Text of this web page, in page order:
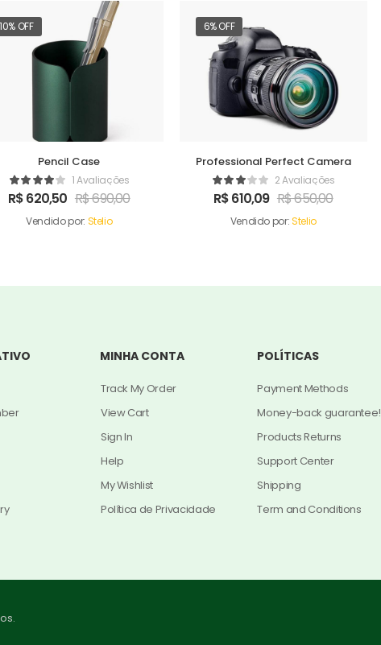
10% OFF
Pencil Case
1 Avaliações
R$620,50 R$690,00
Vendido por: Stelio
6% OFF
Professional Perfect Camera
2 Avaliações
R$610,09 R$650,00
Vendido por:Stelio
MINHA CONTA
Track My Order
View Cart
Sign In
Help
My Wishlist
Política de Privacidade
POLÍTICAS
Payment Methods
Money-back guarantee!
Products Returns
Support Center
Shipping
Term and Conditions